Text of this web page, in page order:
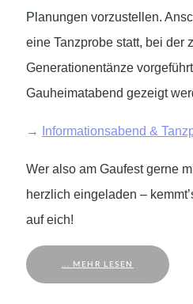
Planungen vorzustellen.
eine Tanzprobe statt, bei der
Generationentänze
Gauheimatabend gezeigt
→ Informationsabend &
Wer also am Gaufest gerne
herzlich eingeladen –
auf eich!
... MEHR LESEN